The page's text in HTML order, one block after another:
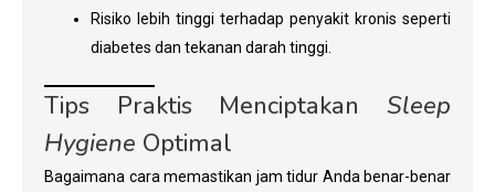
Risiko lebih tinggi terhadap penyakit kronis seperti
diabetes dan tekanan darah tinggi.
Tips Praktis Menciptakan Sleep
Hygiene Optimal
Bagaimana cara memastikan jam tidur Anda benar-benar